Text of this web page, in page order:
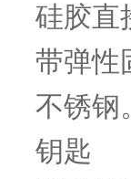
硅胶直
带弹性
不锈钢
钥匙